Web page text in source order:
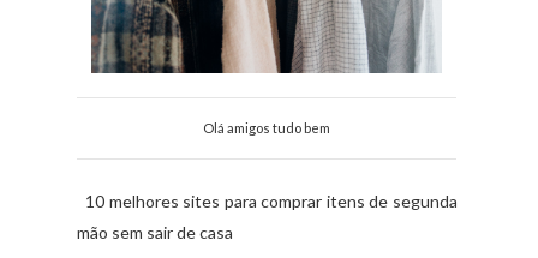
Olá amigos tudo bem
10 melhores sites para comprar itens de segunda
mão sem sair de casa